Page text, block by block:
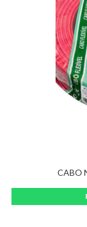
CABO